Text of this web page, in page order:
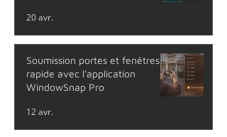
20 avr.
Soumission portes et fenêtres
rapide avec l'application
WindowSnap Pro
12 avr.